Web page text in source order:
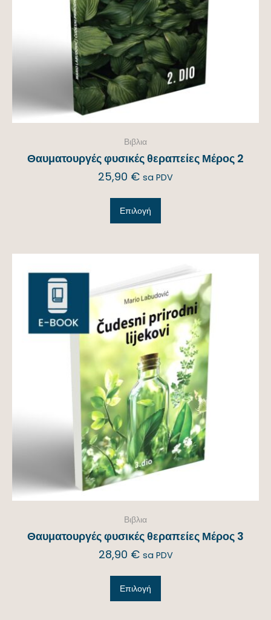
Βιβλια
Θαυματουργές φυσικές θεραπείες Μέρος 2
25,90 € sa PDV
Επιλογή
Βιβλια
Θαυματουργές φυσικές θεραπείες Μέρος 3
28,90 € sa PDV
Επιλογή